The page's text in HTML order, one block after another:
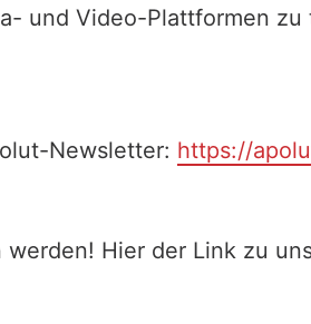
und Video-Plattformen
Newsletter: https://
Hier der Link zu